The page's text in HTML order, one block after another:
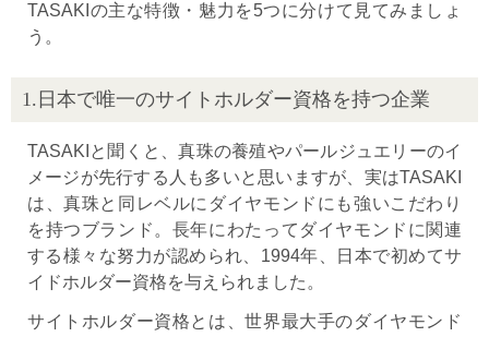
TASAKIの主な特徴・魅力を5つに分けて見てみましょ
う。
1.日本で唯一のサイトホルダー資格を持つ企業
TASAKIと聞くと、真珠の養殖やパールジュエリーのイ
メージが先行する人も多いと思いますが、実はTASAKI
は、真珠と同レベルにダイヤモンドにも強いこだわり
を持つブランド。長年にわたってダイヤモンドに関連
する様々な努力が認められ、1994年、日本で初めてサ
イドホルダー資格を与えられました。
サイトホルダー資格とは、世界最大手のダイヤモンド